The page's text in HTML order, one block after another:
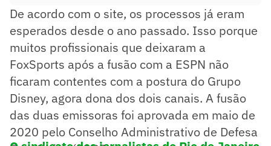
De acordo com o site, os processos já eram
esperados desde o ano passado. Isso porque
muitos profissionais que deixaram a
FoxSports após a fusão com a ESPN não
ficaram contentes com a postura do Grupo
Disney, agora dona dos dois canais. A fusão
das duas emissoras foi aprovada em maio de
2020 pelo Conselho Administrativo de Defesa